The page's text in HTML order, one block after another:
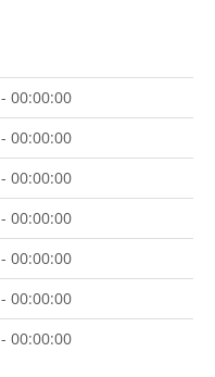
00:00:00
00:00:00
00:00:00
00:00:00
00:00:00
00:00:00
00:00:00